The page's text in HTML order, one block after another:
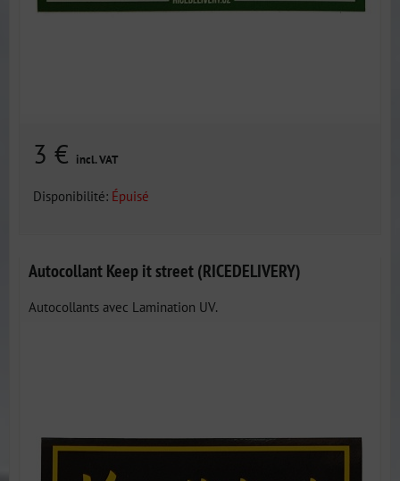
3 € incl. VAT
Disponibilité: Épuisé
Autocollant Keep it street (RICEDELIVERY)
Autocollants avec Lamination UV.